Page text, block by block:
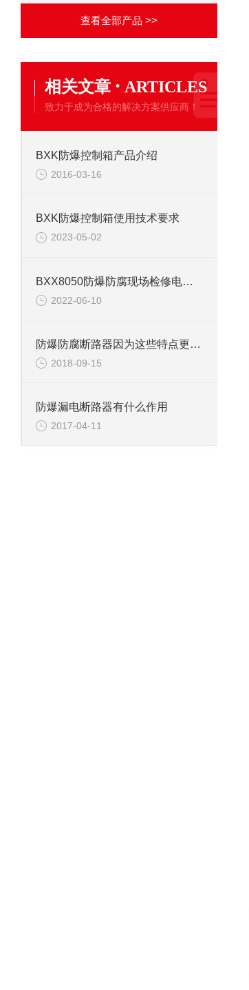
查看全部产品 >>
相关文章 · ARTICLES
致力于成为合格的解决方案供应商！
BXK防爆控制箱产品介绍
2016-03-16
BXK防爆控制箱使用技术要求
2023-05-02
BXX8050防爆防腐现场检修电源箱
2022-06-10
防爆防腐断路器因为这些特点更加受人喜爱
2018-09-15
防爆漏电断路器有什么作用
2017-04-11